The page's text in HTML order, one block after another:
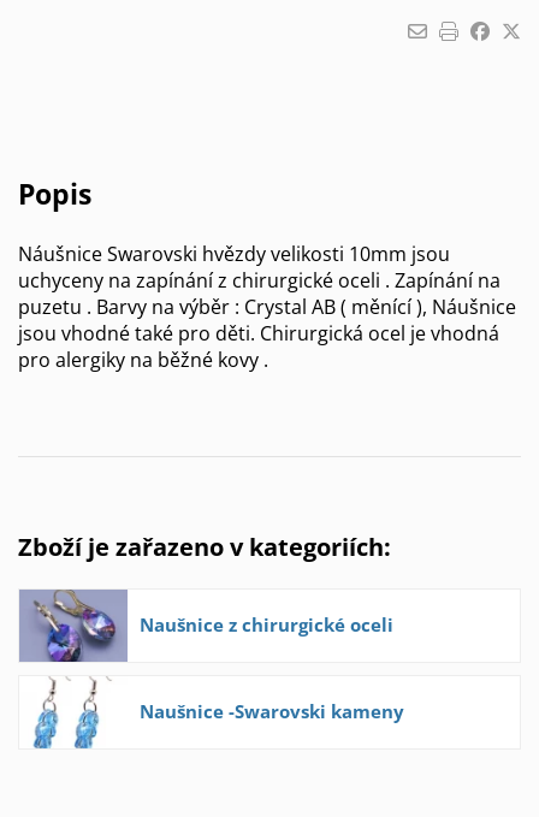
Popis
Náušnice Swarovski hvězdy velikosti 10mm jsou
uchyceny na zapínání z chirurgické oceli . Zapínání na
puzetu . Barvy na výběr : Crystal AB ( měnící ), Náušnice
jsou vhodné také pro děti. Chirurgická ocel je vhodná
pro alergiky na běžné kovy .
Zboží je zařazeno v kategoriích:
Naušnice z chirurgické oceli
Naušnice -Swarovski kameny